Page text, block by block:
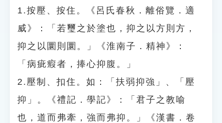
1.按壓、按住。《呂氏春秋．離俗覽．適
威》：「若璽之於塗也，抑之以方則方，
抑之以圜則圜。」《淮南子．精神》：
「病疵瘕者，捧心抑腹。」
2.壓制、扣住。如：「扶弱抑強」、「壓
抑」。《禮記．學記》：「君子之教喻
也，道而弗牽，強而弗抑。」《漢書．卷